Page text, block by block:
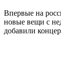
Впервые на
новые вещи с
добавили